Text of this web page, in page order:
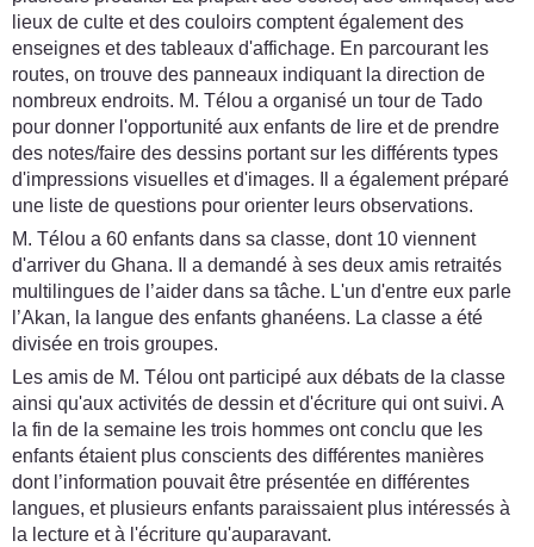
lieux de culte et des couloirs comptent également des
enseignes et des tableaux d'affichage. En parcourant les
routes, on trouve des panneaux indiquant la direction de
nombreux endroits. M. Télou a organisé un tour de Tado
pour donner l'opportunité aux enfants de lire et de prendre
des notes/faire des dessins portant sur les différents types
d'impressions visuelles et d'images. Il a également préparé
une liste de questions pour orienter leurs observations.
M. Télou a 60 enfants dans sa classe, dont 10 viennent
d'arriver du Ghana. Il a demandé à ses deux amis retraités
multilingues de l’aider dans sa tâche. L'un d'entre eux parle
l’Akan, la langue des enfants ghanéens. La classe a été
divisée en trois groupes.
Les amis de M. Télou ont participé aux débats de la classe
ainsi qu'aux activités de dessin et d'écriture qui ont suivi. A
la fin de la semaine les trois hommes ont conclu que les
enfants étaient plus conscients des différentes manières
dont l’information pouvait être présentée en différentes
langues, et plusieurs enfants paraissaient plus intéressés à
la lecture et à l'écriture qu'auparavant.